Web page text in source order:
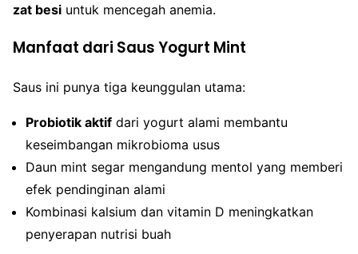
zat besi untuk mencegah anemia.
Manfaat dari Saus Yogurt Mint
Saus ini punya tiga keunggulan utama:
Probiotik aktif dari yogurt alami membantu
keseimbangan mikrobioma usus
Daun mint segar mengandung mentol yang memberi
efek pendinginan alami
Kombinasi kalsium dan vitamin D meningkatkan
penyerapan nutrisi buah